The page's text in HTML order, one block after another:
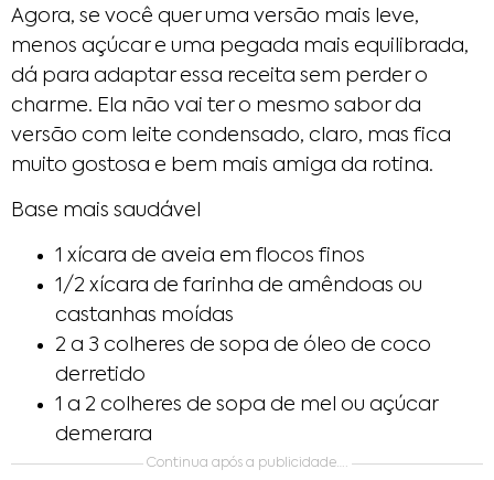
Agora, se você quer uma versão mais leve,
menos açúcar e uma pegada mais equilibrada,
dá para adaptar essa receita sem perder o
charme. Ela não vai ter o mesmo sabor da
versão com leite condensado, claro, mas fica
muito gostosa e bem mais amiga da rotina.
Base mais saudável
1 xícara de aveia em flocos finos
1/2 xícara de farinha de amêndoas ou
castanhas moídas
2 a 3 colheres de sopa de óleo de coco
derretido
1 a 2 colheres de sopa de mel ou açúcar
demerara
Continua após a publicidade….